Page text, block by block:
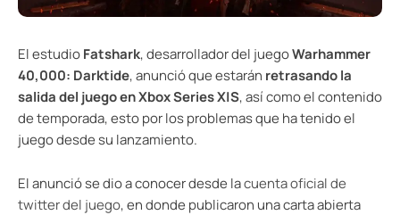
El estudioFatshark, desarrollador del juegoWarhammer
40,000: Darktide, anunció que estarán retrasando la
salida del juego en Xbox Series X|S, así como el contenido
de temporada, esto por los problemas que ha tenido el
juego desde su lanzamiento.
El anunció se dio a conocer desde lacuenta oficial de
twitter del juego, en donde publicaron una carta abierta